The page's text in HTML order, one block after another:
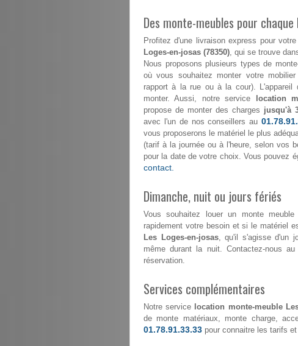
Des monte-meubles pour chaque
Profitez d'une livraison express pour
Loges-en-josas (78350), qui se trouve
Nous proposons plusieurs types de
où vous souhaitez monter votre
rapport à la rue ou à la cour). L'appareil
monter. Aussi, notre service
location
propose de monter des charges jusqu'à
avec l'un de nos conseillers au
vous proposerons le matériel le plus
(tarif à la journée ou à l'heure, selon vos
pour la date de votre choix. Vous pouvez
contact.
Dimanche, nuit ou jours fériés
Vous souhaitez louer un monte
rapidement votre besoin et si le matériel
Les Loges-en-josas, qu'il s'agisse d'un
même durant la nuit. Contactez-nous
réservation.
Services complémentaires
Notre service location monte-meuble
de monte matériaux, monte charge,
01.78.91.33.33 pour connaitre les tarifs